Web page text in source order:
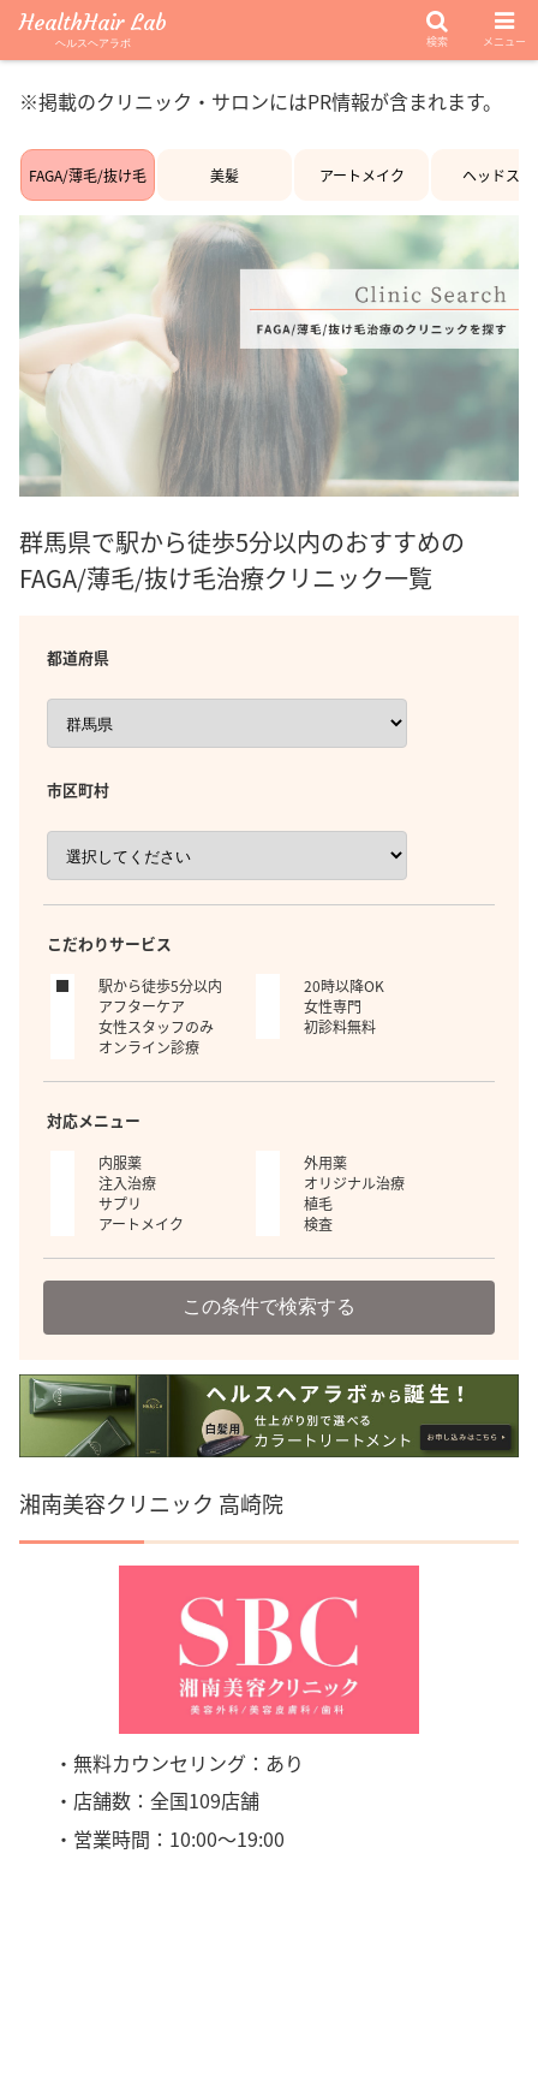
※掲載のクリニック・サロンにはPR情報が含まれます。
FAGA/薄毛/抜け毛 美髪 アートメイク ヘッドスパ
群馬県で駅から徒歩5分以内のおすすめの
FAGA/薄毛/抜け毛治療クリニック一覧
都道府県
市区町村
こだわりサービス
駅から徒歩5分以内
20時以降OK
アフターケア
女性専門
女性スタッフのみ
初診料無料
オンライン診療
対応メニュー
内服薬
外用薬
注入治療
オリジナル治療
サプリ
植毛
アートメイク
検査
この条件で検索する
湘南美容クリニック 高崎院
・無料カウンセリング：あり
・店舗数：全国109店舗
・営業時間：10:00〜19:00
HealthHair Lab
ヘルスヘアラボ 検索 メニュー